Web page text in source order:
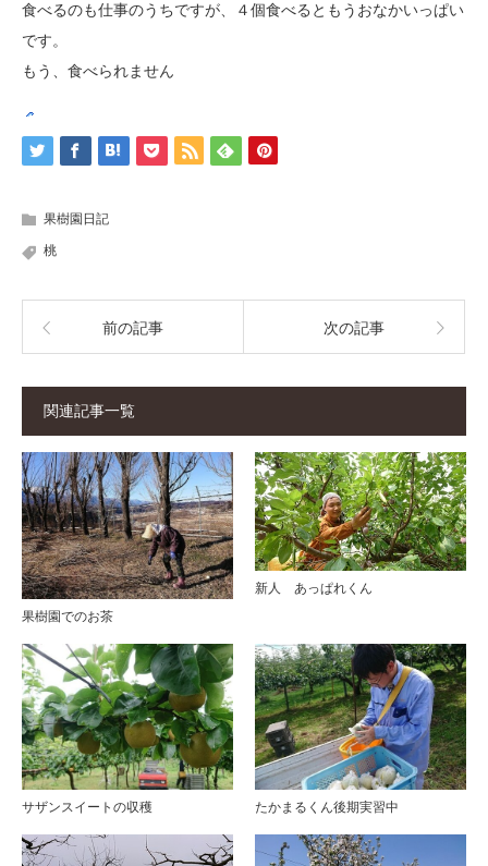
食べるのも仕事のうちですが、４個食べるともうおなかいっぱい
です。
もう、食べられません
果樹園日記
桃
前の記事 次の記事
関連記事一覧
果樹園でのお茶
新人 あっぱれくん
サザンスイートの収穫 たかまるくん後期実習中